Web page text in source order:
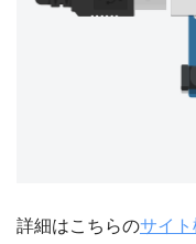
詳細はこちらのサイト